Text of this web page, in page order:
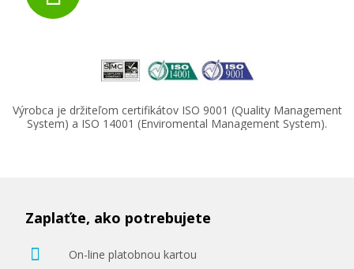
Výrobca je držiteľom certifikátov ISO 9001 (Quality Management
System) a ISO 14001 (Enviromental Management System).
Zaplaťte, ako potrebujete
On-line platobnou kartou